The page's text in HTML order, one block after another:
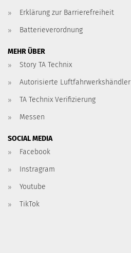
Erklärung zur Barrierefreiheit
Batterieverordnung
MEHR ÜBER
Story TA Technix
Autorisierte Luftfahrwerkshändler
TA Technix Verifizierung
Messen
SOCIAL MEDIA
Facebook
Instragram
Youtube
TikTok